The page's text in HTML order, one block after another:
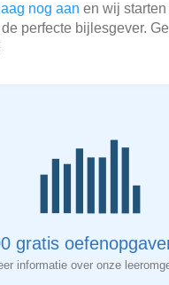
nog aan en wij
perfecte bijlesgever.
gratis
informatie over onze